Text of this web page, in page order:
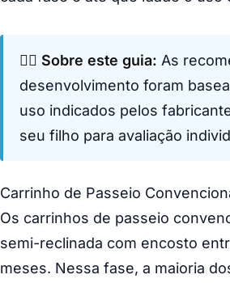
👩‍⚕️ Sobre este guia: As
desenvolvimento foram
uso indicados pelos
seu filho para avaliação
Carrinho de Passeio
Os carrinhos de passeio
semi-reclinada com encosto
meses. Nessa fase, a maioria